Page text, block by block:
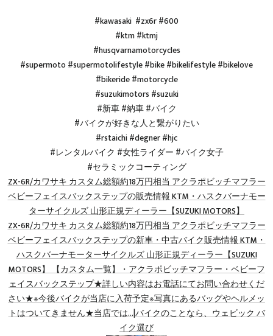
#kawasaki #zx6r #600
#ktm #ktmj
#husqvarnamotorcycles
#supermoto #supermotolifestyle #bike #bikelifestyle #bikelove
#bikeride #motorcycle
#suzukimotors #suzuki
#新車 #納車 #バイク
#バイクが好きな人と繋がりたい
#rstaichi #degner #hjc
#レンタルバイク #女性ライダー #バイク女子
#セラミックコーティング
ZX-6R/カワサキ カスタム総額約18万円相当 アクラポビッチマフラー
ベビーフェイスバックステップの販売情報 KTM・ハスクバーナモー
ターサイクルズ 山形正規ディーラー【SUZUKI MOTORS】
ZX-6R/カワサキ カスタム総額約18万円相当 アクラポビッチマフラー
ベビーフェイスバックステップの新車・中古バイク販売情報 KTM・
ハスクバーナモーターサイクルズ 山形正規ディーラー【SUZUKI
MOTORS】 【カスタム一覧】・アクラポビッチマフラー・ベビーフ
ェイスバックステップ★詳しい内容はお電話にてお問い合わせくだ
さい★※今後バイクが当店に入荷予定※写真にあるバッグやヘルメッ
トはついてきません★当店では…|バイクのことなら、ウェビック バ
イク選び